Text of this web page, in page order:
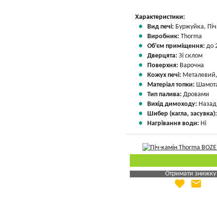
Характеристики:
Вид печі: Буржуйка,
Виробник: Thorma
Об'єм приміщення: до
Дверцята: Зі склом
Поверхня: Варочна
Кожух печі:
Матеріал топки:
Тип палива: Дровами
Вихід димоходу: Назад
Шибер (кагла,
Нагрівання води: Ні
Отримати знижку
Яка Ваша ціна
favorite email